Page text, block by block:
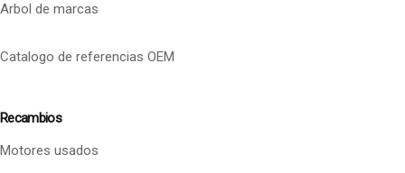
Arbol de marcas
Catalogo de referencias OEM
Recambios
Motores usados